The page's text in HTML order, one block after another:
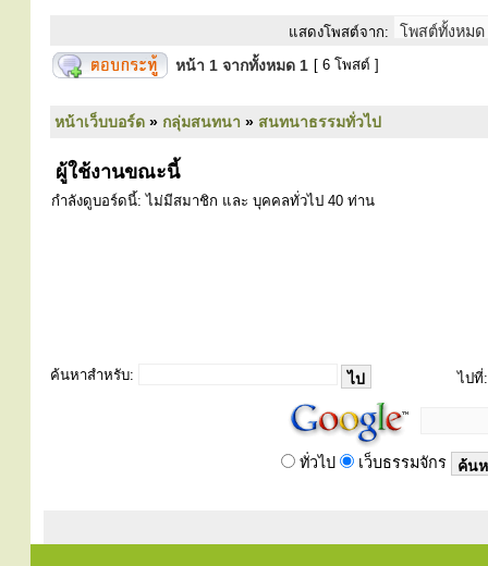
แสดงโพสต์จาก:
หน้า 1 จากทั้งหมด 1 [ 6 โพสต์ ]
หน้าเว็บบอร์ด » กลุ่มสนทนา » สนทนาธรรมทั่วไป
ผู้ใช้งานขณะนี้
กำลังดูบอร์ดนี้: ไม่มีสมาชิก และ บุคคลทั่วไป 40 ท่าน
ค้นหาสำหรับ: ไปที่:
ทั่วไป เว็บธรรมจักร